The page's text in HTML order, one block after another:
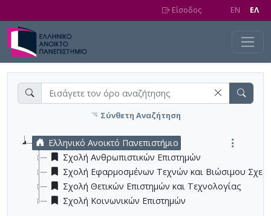
Είσοδος EN EΛ
Σύνθετη Αναζήτηση
Ελληνικό Ανοικτό Πανεπιστήμιο
Σχολή Ανθρωπιστικών Επιστημών
Σχολή Εφαρμοσμένων Τεχνών και Βιώσιμου
Σχολή Θετικών Επιστημών και Τεχνολογίας
Σχολή Κοινωνικών Επιστημών